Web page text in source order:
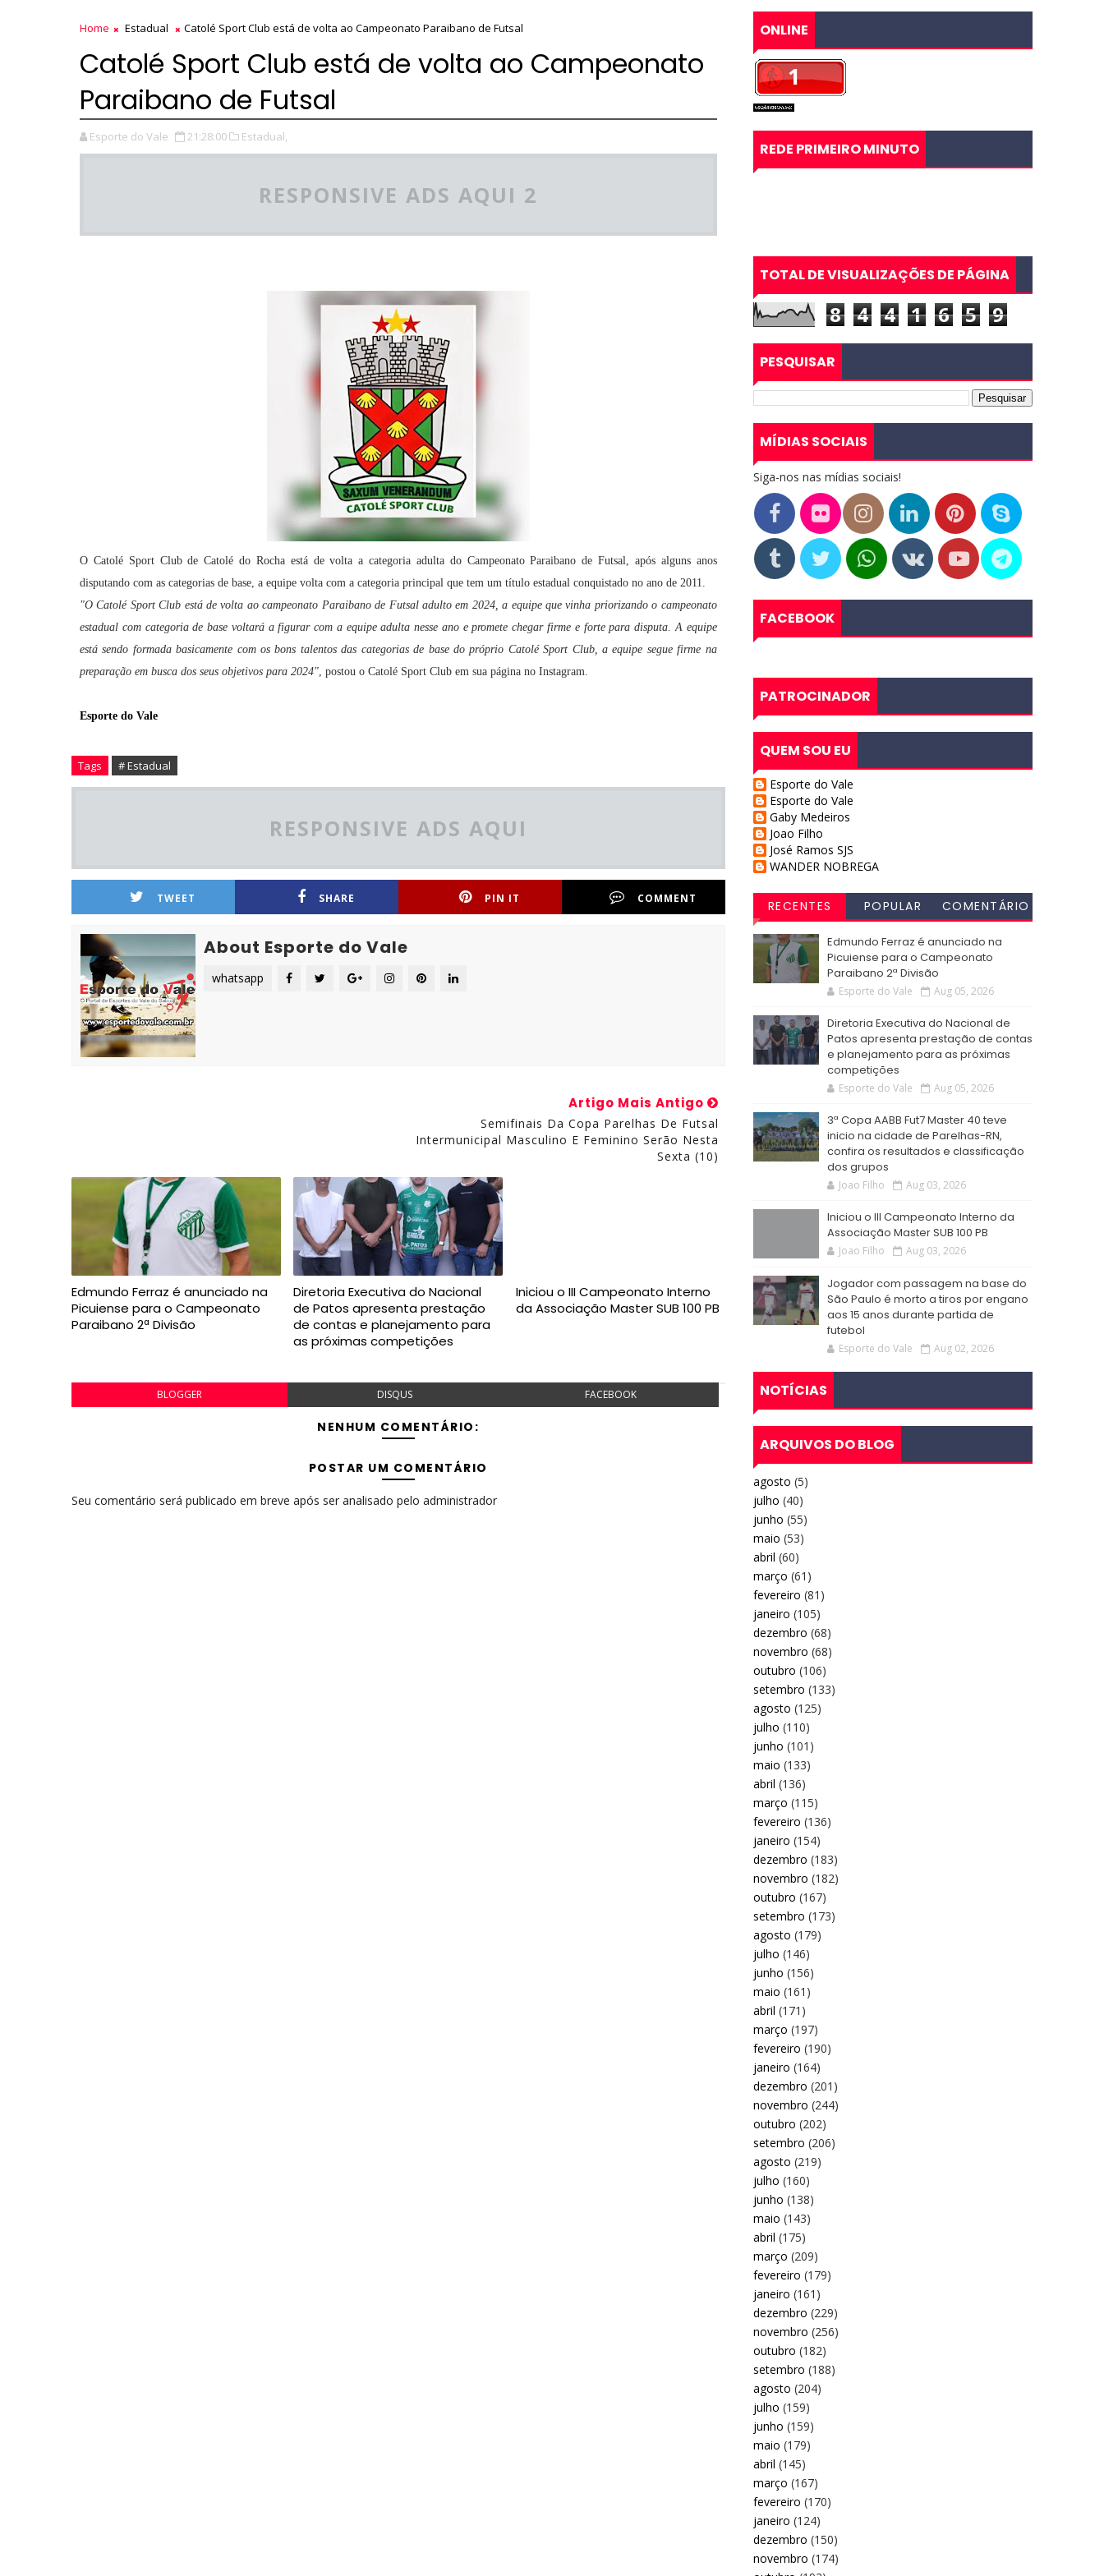
Home Estadual Catolé Sport Club está de volta ao Campeonato Paraibano de Futsal
Catolé Sport Club está de volta ao Campeonato
Paraibano de Futsal
Esporte do Vale 21:28:00 Estadual,
RESPONSIVE ADS AQUI 2
O Catolé Sport Club de Catolé do Rocha está de volta a categoria adulta do Campeonato Paraibano de Futsal, após alguns anos
disputando com as categorias de base, a equipe volta com a categoria principal que tem um título estadual conquistado no ano de 2011.
"O Catolé Sport Club está de volta ao campeonato Paraibano de Futsal adulto em 2024, a equipe que vinha priorizando o campeonato
estadual com categoria de base voltará a figurar com a equipe adulta nesse ano e promete chegar firme e forte para disputa. A equipe
está sendo formada basicamente com os bons talentos das categorias de base do próprio Catolé Sport Club, a equipe segue firme na
preparação em busca dos seus objetivos para 2024", postou o Catolé Sport Club em sua página no Instagram.
Esporte do Vale
Tags # Estadual
RESPONSIVE ADS AQUI
TWEET SHARE PIN IT COMMENT
About Esporte do Vale
whatsapp
Artigo Mais Antigo
Semifinais Da Copa Parelhas De Futsal
Intermunicipal Masculino E Feminino Serão Nesta
Sexta (10)
Edmundo Ferraz é anunciado na
Picuiense para o Campeonato
Paraibano 2ª Divisão
Diretoria Executiva do Nacional
de Patos apresenta prestação
de contas e planejamento para
as próximas competições
Iniciou o III Campeonato Interno
da Associação Master SUB 100 PB
BLOGGER DISQUS FACEBOOK
NENHUM COMENTÁRIO:
POSTAR UM COMENTÁRIO
Seu comentário será publicado em breve após ser analisado pelo administrador
ONLINE
REDE PRIMEIRO MINUTO
TOTAL DE VISUALIZAÇÕES DE PÁGINA
8 4 4 1 6 5 9
PESQUISAR
MÍDIAS SOCIAIS
Siga-nos nas mídias sociais!
FACEBOOK
PATROCINADOR
QUEM SOU EU
Esporte do Vale
Esporte do Vale
Gaby Medeiros
Joao Filho
José Ramos SJS
WANDER NOBREGA
RECENTES POPULAR
COMENTÁRIO
Edmundo Ferraz é anunciado na
Picuiense para o Campeonato
Paraibano 2ª Divisão
Esporte do Vale Aug 05, 2026
Diretoria Executiva do Nacional de
Patos apresenta prestação de contas
e planejamento para as próximas
competições
Esporte do Vale Aug 05, 2026
3ª Copa AABB Fut7 Master 40 teve
inicio na cidade de Parelhas-RN,
confira os resultados e classificação
dos grupos
Joao Filho Aug 03, 2026
Iniciou o III Campeonato Interno da
Associação Master SUB 100 PB
Joao Filho Aug 03, 2026
Jogador com passagem na base do
São Paulo é morto a tiros por engano
aos 15 anos durante partida de
futebol
Esporte do Vale Aug 02, 2026
NOTÍCIAS
ARQUIVOS DO BLOG
agosto (5)
julho (40)
junho (55)
maio (53)
abril (60)
março (61)
fevereiro (81)
janeiro (105)
dezembro (68)
novembro (68)
outubro (106)
setembro (133)
agosto (125)
julho (110)
junho (101)
maio (133)
abril (136)
março (115)
fevereiro (136)
janeiro (154)
dezembro (183)
novembro (182)
outubro (167)
setembro (173)
agosto (179)
julho (146)
junho (156)
maio (161)
abril (171)
março (197)
fevereiro (190)
janeiro (164)
dezembro (201)
novembro (244)
outubro (202)
setembro (206)
agosto (219)
julho (160)
junho (138)
maio (143)
abril (175)
março (209)
fevereiro (179)
janeiro (161)
dezembro (229)
novembro (256)
outubro (182)
setembro (188)
agosto (204)
julho (159)
junho (159)
maio (179)
abril (145)
março (167)
fevereiro (170)
janeiro (124)
dezembro (150)
novembro (174)